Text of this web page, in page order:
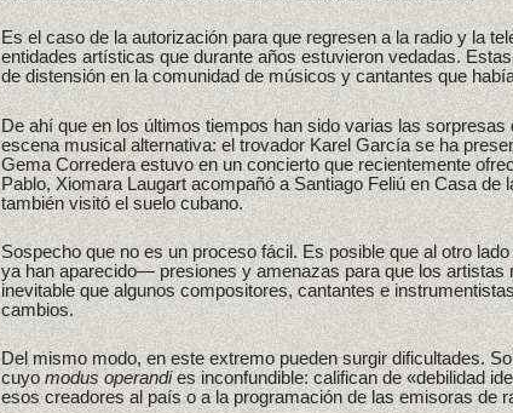
Es el caso de la autorización para que regresen a la radio y la
entidades artísticas que durante años estuvieron vedadas.
de distensión en la comunidad de músicos y cantantes que
De ahí que en los últimos tiempos han sido varias las
escena musical alternativa: el trovador Karel García se ha
Gema Corredera estuvo en un concierto que recientemente
Pablo, Xiomara Laugart acompañó a Santiago Feliú en Casa de
también visitó el suelo cubano.
Sospecho que no es un proceso fácil. Es posible que al otro
ya han aparecido— presiones y amenazas para que los artistas
inevitable que algunos compositores, cantantes e
cambios.
Del mismo modo, en este extremo pueden surgir dificultades.
cuyomodus operandies inconfundible: califican de «debilidad
esos creadores al país o a la programación de las emisoras de